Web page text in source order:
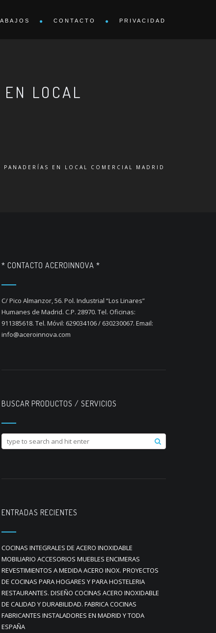
CONTACTO PRIVACIDAD
LOCAL
PANADERÍAS EN LOCAL COMERCIAL MADRID
* CONTACTO ACEROINNOVA *
C/ Pico Almanzor, 56. Pol. Industrial “Los Linares”
Humanes de Madrid. C.P. 28970. Tel. Oficinas:
911385618. Tel. Móvil: 629034106 / 630230067. Email:
info@aceroinnova.com
BUSCAR PRODUCTOS / SERVICIOS
ENTRADAS RECIENTES
COCINAS INTEGRALES DE ACERO INOXIDABLE
MOBILIARIO ACCESORIOS MUEBLES ENCIMERAS
REVESTIMIENTOS A MEDIDA ACERO INOX. PROYECTOS
DE COCINAS PARA HOGARES Y PARA HOSTELERIA
RESTAURANTES. DISEÑO COCINAS ACERO INOXIDABLE
DE CALIDAD Y DURABILIDAD. FABRICA COCINAS
FABRICANTES INSTALADORES EN MADRID Y TODA
ESPAÑA